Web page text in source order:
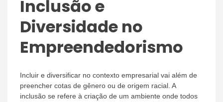
Inclusão e
Diversidade no
Empreendedorismo
Incluir e diversificar no contexto empresarial vai além de
preencher cotas de gênero ou de origem racial. A
inclusão se refere à criação de um ambiente onde todos